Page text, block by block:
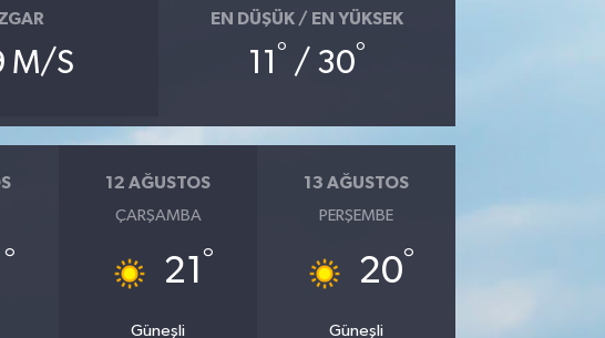
M/S
EN DÜŞÜK / EN YÜKSEK
11 ° / 30°
°
12 AĞUSTOS
ÇARŞAMBA
21 °
Güneşli
13 AĞUSTOS
PERŞEMBE
20°
Güneşli